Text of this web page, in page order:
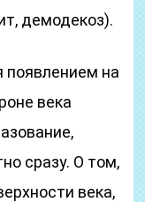
демодекоз).
появлением на
века
сразу. О том,
века,